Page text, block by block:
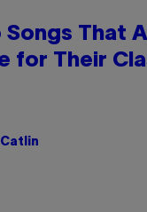
That
for Their